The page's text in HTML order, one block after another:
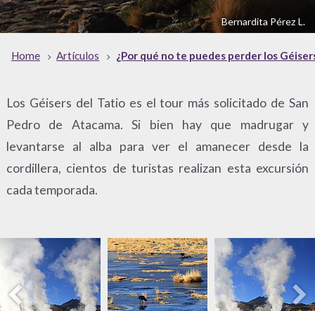
Bernardita Pérez L.
Home Artículos ¿Por qué no te puedes perder los
Los Géisers del Tatio es el tour más solicitado de San
Pedro de Atacama. Si bien hay que madrugar y
levantarse al alba para ver el amanecer desde la
cordillera, cientos de turistas realizan esta excursión
cada temporada.